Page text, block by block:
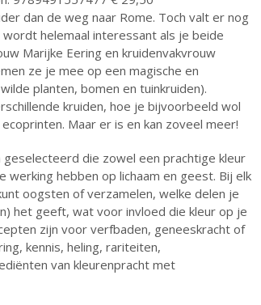
dan de weg naar Rome. Toch valt er nog
helemaal interessant als je beide
Marijke Eering en kruidenvakvrouw
ze je mee op een magische en
planten, bomen en tuinkruiden).
kruiden, hoe je bijvoorbeeld wol
Maar er is en kan zoveel meer!
die zowel een prachtige kleur
hebben op lichaam en geest. Bij elk
oogsten of verzamelen, welke delen je
het geeft, wat voor invloed die kleur op je
zijn voor verfbaden, geneeskracht of
kennis, heling, rariteiten,
van kleurenpracht met